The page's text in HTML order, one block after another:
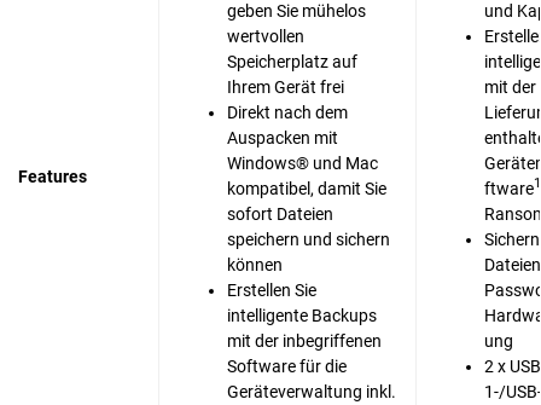
Features
geben Sie mühelos
wertvollen
Speicherplatz auf
Ihrem Gerät frei
Direkt nach dem
Auspacken mit
Windows® und Mac
kompatibel, damit Sie
sofort Dateien
speichern und sichern
können
Erstellen Sie
intelligente Backups
mit der inbegriffenen
Software für die
Geräteverwaltung inkl.
und
mit der
ftware1
ung
2 x
1-/